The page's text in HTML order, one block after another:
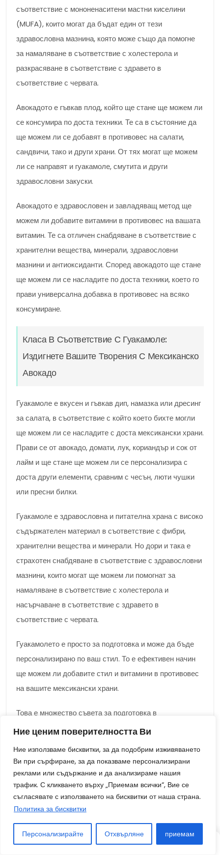
Ние ценим поверителността Ви
Ние използваме бисквитки, за да подобрим изживяването
Ви при сърфиране, за да показваме персонализирани
реклами или съдържание и да анализираме нашия
трафик. С кликването върху „Приемам всички“, Вие се
съгласявате с използването на бисквитки от наша страна.
Политика за бисквитки
Персонализирайте Отхвърляне приемам
съответствие с мононенаситени мастни киселини
(MUFA), които могат да бъдат един от тези
здравословна мазнина, която може също да помогне
за намаляване в съответствие с холестерола и
разкрасяване в съответствие с здравето в
съответствие с червата.
Авокадото е гъвкав плод, който ще стане ще можем ли
се консумира по доста техники. Те са в състояние да
ще можем ли се добавят в противовес на салати,
сандвичи, тако и други храни. От тях могат ще можем
ли се направят и гуакамоле, смутита и други
здравословни закуски.
Авокадото е здравословен и завладяващ метод ще
можем ли добавите витамини в противовес на вашата
витамин. Те са отличен снабдяване в съответствие с
хранителни вещества, минерали, здравословни
мазнини и антиоксиданти. Според авокадото ще стане
ще можем ли се насладите по доста техники, което го
прави универсална добавка в противовес на всяко
консумиране.
Класа В Съответствие С Гуакамоле:
Издигнете Вашите Творения С Мексиканско
Авокадо
Гуакамоле е вкусен и гъвкав дип, намазка или дресинг
за салата, в съответствие с който което бихте могли
ще можем ли се насладите с доста мексикански храни.
Прави се от авокадо, домати, лук, кориандър и сок от
лайм и ще стане ще можем ли се персонализира с
доста други елементи, сравним с чесън, люти чушки
или пресни билки.
Гуакамоле е здравословна и питателна храна с високо
съдържателен материал в съответствие с фибри,
хранителни вещества и минерали. Но дори и така е
страхотен снабдяване в съответствие с здравословни
мазнини, които могат ще можем ли помогнат за
намаляване в съответствие с холестерола и
насърчаване в съответствие с здравето в
съответствие с червата.
Гуакамолето е просто за подготовка и може да бъде
персонализирано по ваш стил. То е ефективен начин
ще можем ли добавите стил и витамини в противовес
на вашите мексикански храни.
Това е множество съвета за подготовка в
съответствие с най-доброто възможно гуакамоле:
Използвайте узряло авокадо. Зрелите авокадо
ще можем бъдат меки и лесни за пасиране.
Използвайте пресни елементи. Най-пресните
елементи ще можем направят най-доброто
възможно гуакамоле.
Сега не прекалявайте с интегрирането в
съответствие с гуакамолето. Прекомерното на